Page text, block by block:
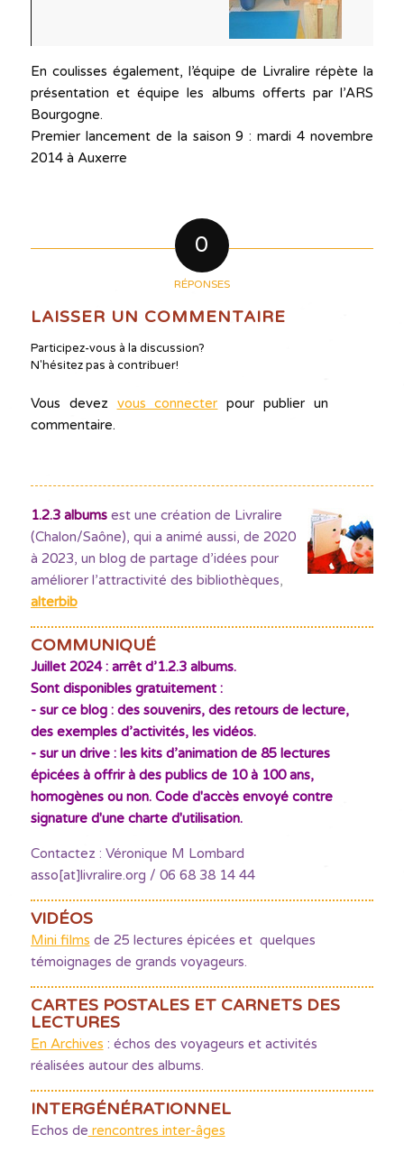
En coulisses également, l’équipe de Livralire répète la
présentation et équipe les albums offerts par l’ARS
Bourgogne.
Premier lancement de la saison 9 : mardi 4 novembre
2014 à Auxerre
0
RÉPONSES
LAISSER UN COMMENTAIRE
Participez-vous à la discussion?
N'hésitez pas à contribuer!
Vous devez vous connecter pour publier un
commentaire.
1.2.3 albumsest une création de Livralire
(Chalon/Saône), qui a animé aussi, de 2020
à 2023, un blog de partage d’idées pour
améliorer l’attractivité des bibliothèques,
alterbib
COMMUNIQUÉ
Juillet 2024 : arrêt d’1.2.3 albums.
Sont disponibles gratuitement :
- sur ce blog : des souvenirs, des retours de lecture,
des exemples d’activités, les vidéos.
- sur un drive : les kits d’animation de 85 lectures
épicées à offrir à des publics de 10 à 100 ans,
homogènes ou non. Code d'accès envoyé contre
signature d'une charte d'utilisation.
Contactez : Véronique M Lombard
asso[at]livralire.org / 06 68 38 14 44
VIDÉOS
Mini films de 25 lectures épicées et quelques
témoignages de grands voyageurs.
CARTES POSTALES ET CARNETS DES
LECTURES
En Archives : échos des voyageurs et activités
réalisées autour des albums.
INTERGÉNÉRATIONNEL
Echos de rencontres inter-âges